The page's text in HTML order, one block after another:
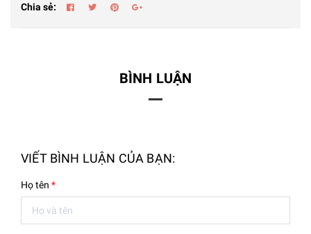
Chia sẻ:
BÌNH LUẬN
VIẾT BÌNH LUẬN CỦA BẠN:
Họ tên *